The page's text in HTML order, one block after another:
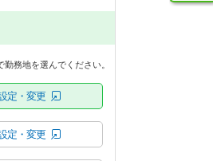
務地を選んでください。
定・変更
定・変更